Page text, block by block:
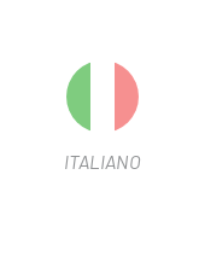
ITALIANO